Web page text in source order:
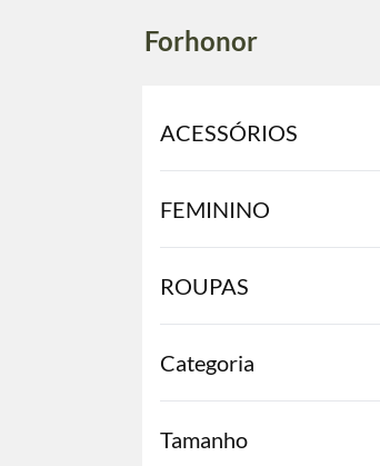
Forhonor
Tamanho
Categoria
ACESSÓRIOS
FEMININO
ROUPAS